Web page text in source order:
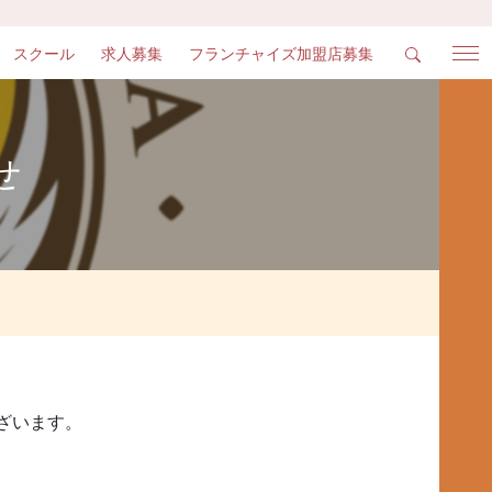
スクール 求人募集 フランチャイズ加盟店募集
ます。